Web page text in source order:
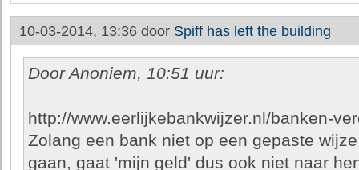
10-03-2014, 13:36 door Spiff has left the building
Door Anoniem, 10:51 uur:
http://www.eerlijkebankwijzer.nl/banken-
Zolang een bank niet op een gepaste
gaan, gaat 'mijn geld' dus ook niet naar